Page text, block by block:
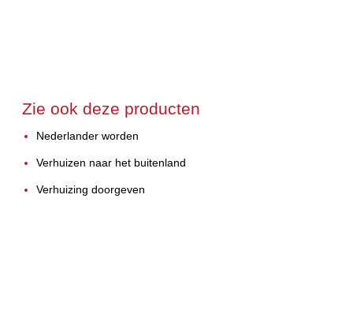
Zie ook deze producten
Nederlander worden
Verhuizen naar het buitenland
Verhuizing doorgeven